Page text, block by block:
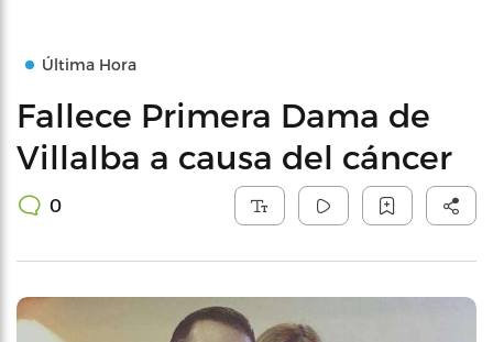
Última Hora
Fallece Primera Dama de
Villalba a causa del cáncer
0